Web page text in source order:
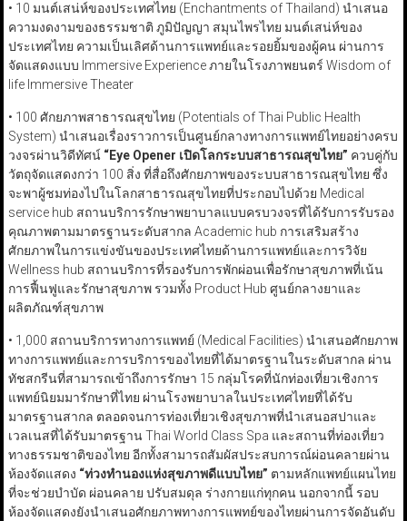
• 10 มนต์เสน่ห์ของประเทศไทย (Enchantments of Thailand) นำเสนอ
ความงดงามของธรรมชาติ ภูมิปัญญา สมุนไพรไทย มนต์เสน่ห์ของ
ประเทศไทย ความเป็นเลิศด้านการแพทย์และรอยยิ้มของผู้คน ผ่านการ
จัดแสดงแบบ Immersive Experience ภายในโรงภาพยนตร์ Wisdom of
life Immersive Theater
• 100 ศักยภาพสาธารณสุขไทย (Potentials of Thai Public Health
System) นำเสนอเรื่องราวการเป็นศูนย์กลางทางการแพทย์ไทยอย่างครบ
วงจรผ่านวิดีทัศน์ “Eye Opener เปิดโลกระบบสาธารณสุขไทย” ควบคู่กับ
วัตถุจัดแสดงกว่า 100 สิ่ง ที่สื่อถึงศักยภาพของระบบสาธารณสุขไทย ซึ่ง
จะพาผู้ชมท่องไปในโลกสาธารณสุขไทยที่ประกอบไปด้วย Medical
service hub สถานบริการรักษาพยาบาลแบบครบวงจรที่ได้รับการรับรอง
คุณภาพตามมาตรฐานระดับสากล Academic hub การเสริมสร้าง
ศักยภาพในการแข่งขันของประเทศไทยด้านการแพทย์และการวิจัย
Wellness hub สถานบริการที่รองรับการพักผ่อนเพื่อรักษาสุขภาพที่เน้น
การฟื้นฟูและรักษาสุขภาพ รวมทั้ง Product Hub ศูนย์กลางยาและ
ผลิตภัณฑ์สุขภาพ
• 1,000 สถานบริการทางการแพทย์ (Medical Facilities) นำเสนอศักยภาพ
ทางการแพทย์และการบริการของไทยที่ได้มาตรฐานในระดับสากล ผ่าน
ทัชสกรีนที่สามารถเข้าถึงการรักษา 15 กลุ่มโรคที่นักท่องเที่ยวเชิงการ
แพทย์นิยมมารักษาที่ไทย ผ่านโรงพยาบาลในประเทศไทยที่ได้รับ
มาตรฐานสากล ตลอดจนการท่องเที่ยวเชิงสุขภาพที่นำเสนอสปาและ
เวลเนสที่ได้รับมาตรฐาน Thai World Class Spa และสถานที่ท่องเที่ยว
ทางธรรมชาติของไทย อีกทั้งสามารถสัมผัสประสบการณ์ผ่อนคลายผ่าน
ห้องจัดแสดง “ท่วงทำนองแห่งสุขภาพดีแบบไทย” ตามหลักแพทย์แผนไทย
ที่จะช่วยบำบัด ผ่อนคลาย ปรับสมดุล ร่างกายแก่ทุกคน นอกจากนี้ รอบ
ห้องจัดแสดงยังนำเสนอศักยภาพทางการแพทย์ของไทยผ่านการจัดอันดับ